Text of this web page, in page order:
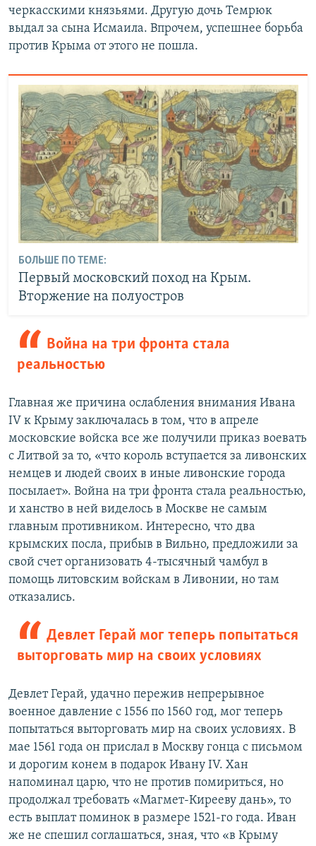
черкасскими князьями. Другую дочь Темрюк
выдал за сына Исмаила. Впрочем, успешнее борьба
против Крыма от этого не пошла.
БОЛЬШЕ ПО ТЕМЕ:
Первый московский поход на Крым.
Вторжение на полуостров
Война на три фронта стала
реальностью
Главная же причина ослабления внимания Ивана
IV к Крыму заключалась в том, что в апреле
московские войска все же получили приказ воевать
с Литвой за то, «что король вступается за ливонских
немцев и людей своих в иные ливонские города
посылает». Война на три фронта стала реальностью,
и ханство в ней виделось в Москве не самым
главным противником. Интересно, что два
крымских посла, прибыв в Вильно, предложили за
свой счет организовать 4-тысячный чамбул в
помощь литовским войскам в Ливонии, но там
отказались.
Девлет Герай мог теперь попытаться
выторговать мир на своих условиях
Девлет Герай, удачно пережив непрерывное
военное давление с 1556 по 1560 год, мог теперь
попытаться выторговать мир на своих условиях. В
мае 1561 года он прислал в Москву гонца с письмом
и дорогим конем в подарок Ивану IV. Хан
напоминал царю, что не против помириться, но
продолжал требовать «Магмет-Кирееву дань», то
есть выплат поминок в размере 1521-го года. Иван
же не спешил соглашаться, зная, что «в Крыму